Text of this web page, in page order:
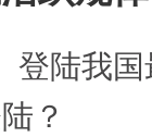
登陆我
？